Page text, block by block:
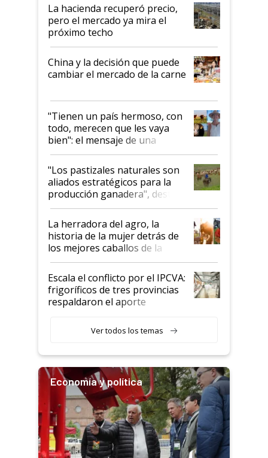
La hacienda recuperó precio,
pero el mercado ya mira el
próximo techo
China y la decisión que puede
cambiar el mercado de la carne
"Tienen un país hermoso, con
todo, merecen que les vaya
bien": el mensaje de una
ganadera uruguaya sobre las
oportunidades que se abren
para el agro en Argentina, con
foco en la carne
"Los pastizales naturales son
aliados estratégicos para la
producción ganadera", destaca
la iniciativa que ya reúne a 46
establecimientos en Argentina
La herradora del agro, la
historia de la mujer detrás de
los mejores caballos de la
Argentina y los mitos que
todavía hacen sufrir a estos
animales: "Mientras me
descalificaban, yo seguí
haciendo currículum"
Escala el conflicto por el IPCVA:
frigoríficos de tres provincias
respaldaron el aporte
Ver todos los temas
Economía y política